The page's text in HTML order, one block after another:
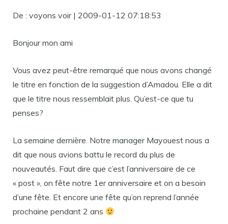
De : voyons voir | 2009-01-12 07:18:53
Bonjour mon ami
Vous avez peut-être remarqué que nous avons changé
le titre en fonction de la suggestion d’Amadou. Elle a dit
que le titre nous ressemblait plus. Qu’est-ce que tu
penses?
La semaine dernière. Notre manager Mayouest nous a
dit que nous avions battu le record du plus de
nouveautés. Faut dire que c’est l’anniversaire de ce
« post », on fête notre 1er anniversaire et on a besoin
d’une fête. Et encore une fête qu’on reprend l’année
prochaine pendant 2 ans